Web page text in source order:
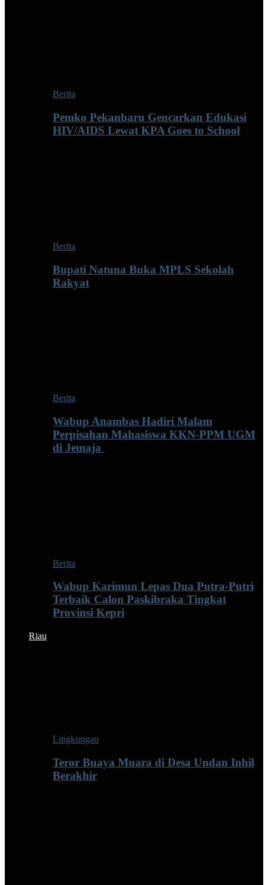
Berita
Pemko Pekanbaru Gencarkan Edukasi
HIV/AIDS Lewat KPA Goes to School
Berita
Bupati Natuna Buka MPLS Sekolah
Rakyat
Berita
Wabup Anambas Hadiri Malam
Perpisahan Mahasiswa KKN-PPM UGM
di Jemaja ‎
Berita
Wabup Karimun Lepas Dua Putra-Putri
Terbaik Calon Paskibraka Tingkat
Provinsi Kepri
Riau
Lingkungan
Teror Buaya Muara di Desa Undan Inhil
Berakhir